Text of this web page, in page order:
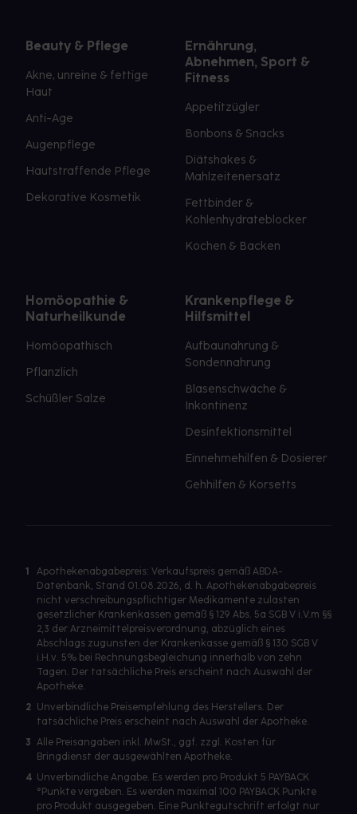
Beauty & Pflege
Akne, unreine & fettige
Haut
Anti-Age
Augenpflege
Hautstraffende Pflege
Dekorative Kosmetik
Ernährung,
Abnehmen, Sport &
Fitness
Appetitzügler
Bonbons & Snacks
Diätshakes &
Mahlzeitenersatz
Fettbinder &
Kohlenhydrateblocker
Kochen & Backen
Homöopathie &
Naturheilkunde
Homöopathisch
Pflanzlich
Schüßler Salze
Krankenpflege &
Hilfsmittel
Aufbaunahrung &
Sondennahrung
Blasenschwäche &
Inkontinenz
Desinfektionsmittel
Einnehmehilfen & Dosierer
Gehhilfen & Korsetts
1
Apothekenabgabepreis: Verkaufspreis gemäß ABDA-
Datenbank, Stand 01.08.2026, d. h. Apothekenabgabepreis
nicht verschreibungspflichtiger Medikamente zulasten
gesetzlicher Krankenkassen gemäß § 129 Abs. 5a SGB V i.V.m §§
2,3 der Arzneimittelpreisverordnung, abzüglich eines
Abschlags zugunsten der Krankenkasse gemäß § 130 SGB V
i.H.v. 5% bei Rechnungsbegleichung innerhalb von zehn
Tagen. Der tatsächliche Preis erscheint nach Auswahl der
Apotheke.
2 Unverbindliche Preisempfehlung des Herstellers. Der
tatsächliche Preis erscheint nach Auswahl der Apotheke.
3 Alle Preisangaben inkl. MwSt., ggf. zzgl. Kosten für
Bringdienst der ausgewählten Apotheke.
4 Unverbindliche Angabe. Es werden pro Produkt 5 PAYBACK
°Punkte vergeben. Es werden maximal 100 PAYBACK Punkte
pro Produkt ausgegeben. Eine Punktegutschrift erfolgt nur